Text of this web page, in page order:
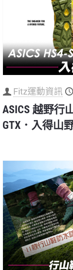
Fitz運動資訊
ASICS 越野行
GTX．入得山